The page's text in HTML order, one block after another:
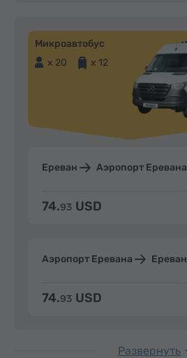
Микроавтобус
x 20
x 12
Ереван Аэропорт Еревана
74.93 USD
Аэропорт Еревана Ереван
74.93 USD
Развернуть